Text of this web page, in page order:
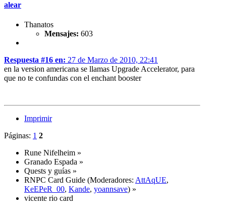
alear
Thanatos
Mensajes: 603
Respuesta #16 en: 27 de Marzo de 2010, 22:41
en la version americana se llamas Upgrade Accelerator, para
que no te confundas con el enchant booster
Imprimir
Páginas: 1 2
Rune Nifelheim »
Granado Espada »
Quests y guías »
RNPC Card Guide (Moderadores: AttAqUE,
KeEPeR_00, Kande, yoannsave) »
vicente rio card